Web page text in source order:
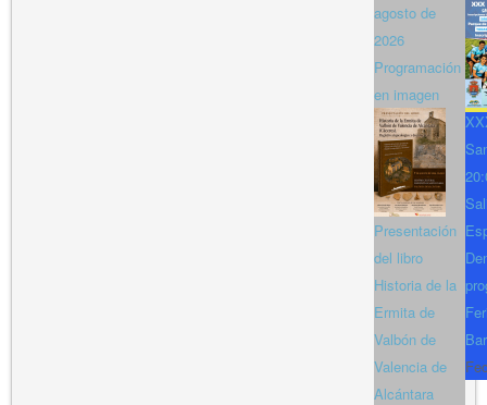
agosto de
2026
Programación
en imagen
Presentación
del libro
Historia de la
Ermita de
Valbón de
Valencia de
Alcántara